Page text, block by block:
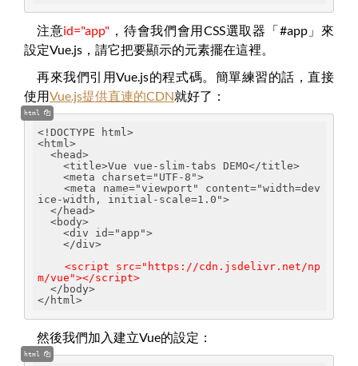
注意id="app" ，待會我們會用CSS選取器「#app」來
設定Vue.js，請它把要顯示的元素擺在這裡。
再來我們引用Vue.js的程式碼。簡單練習的話，直接
使用Vue.js提供直連的CDN就好了：
html
<!DOCTYPE html>
<html>
<head>
<title>Vue vue-slim-tabs DEMO</title>
<meta charset="UTF-8">
<meta name="viewport" content="width=dev
ice-width, initial-scale=1.0">
</head>
<body>
<div id="app">
</div>
<script src="https://cdn.jsdelivr.net/np
m/vue"></script>
</body>
</html>
然後我們加入建立Vue的設定：
html